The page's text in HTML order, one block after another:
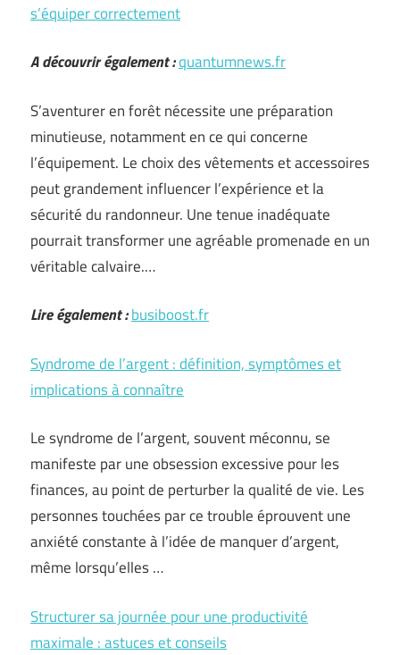
s’équiper correctement
A découvrir également :quantumnews.fr
S’aventurer en forêt nécessite une préparation
minutieuse, notamment en ce qui concerne
l’équipement. Le choix des vêtements et accessoires
peut grandement influencer l’expérience et la
sécurité du randonneur. Une tenue inadéquate
pourrait transformer une agréable promenade en un
véritable calvaire.…
Lire également :busiboost.fr
Syndrome de l’argent : définition, symptômes et
implications à connaître
Le syndrome de l’argent, souvent méconnu, se
manifeste par une obsession excessive pour les
finances, au point de perturber la qualité de vie. Les
personnes touchées par ce trouble éprouvent une
anxiété constante à l’idée de manquer d’argent,
même lorsqu’elles …
Structurer sa journée pour une productivité
maximale : astuces et conseils